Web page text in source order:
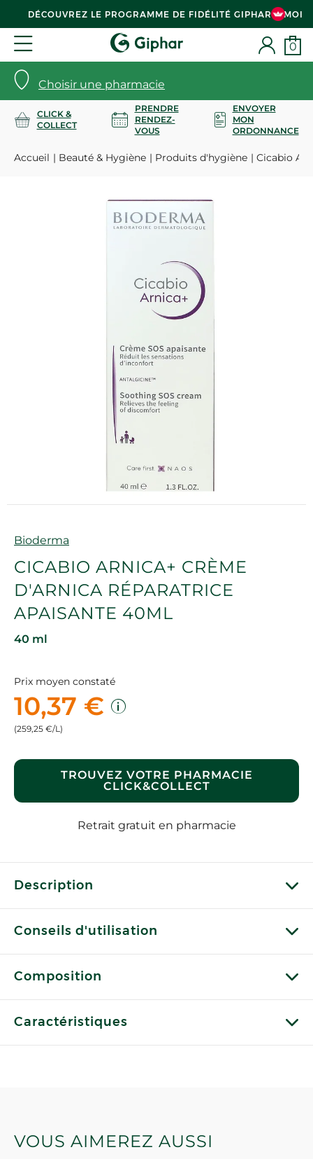
DÉCOUVREZ LE PROGRAMME DE FIDÉLITÉ GIPHAR & MOI
Choisir une pharmacie
0
CLICK &
COLLECT
PRENDRE
RENDEZ-
VOUS
ENVOYER
MON
ORDONNANCE
Accueil Beauté & Hygiène Produits d'hygiène Cicabio
Marque
Bioderma
CICABIO ARNICA+ CRÈME
D'ARNICA RÉPARATRICE
APAISANTE 40ML
40 ml
Prix moyen constaté
10,37 €
(259,25 €/L)
TROUVEZ VOTRE PHARMACIE
CLICK&COLLECT
Retrait gratuit en pharmacie
Description
Conseils d'utilisation
Composition
Caractéristiques
VOUS AIMEREZ AUSSI